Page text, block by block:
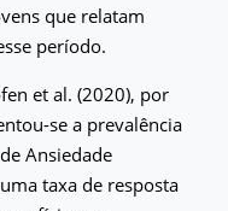
que relatam
período.
et al. (2020), por
se a prevalência
Ansiedade
taxa de resposta